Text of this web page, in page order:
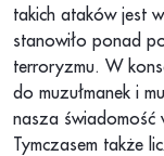
takich ataków jest
stanowiło ponad
terroryzmu. W
do muzułmanek i
nasza świadomość
Tymczasem także